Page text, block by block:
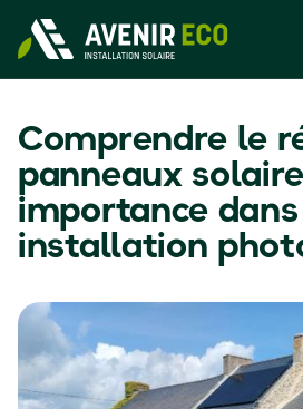
Comprendre le
panneaux
importance
installation